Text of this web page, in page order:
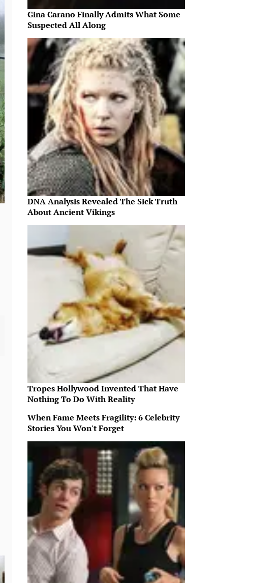
Gina Carano Finally Admits What Some
Suspected All Along
DNA Analysis Revealed The Sick Truth
About Ancient Vikings
Tropes Hollywood Invented That Have
Nothing To Do With Reality
When Fame Meets Fragility: 6 Celebrity
Stories You Won't Forget